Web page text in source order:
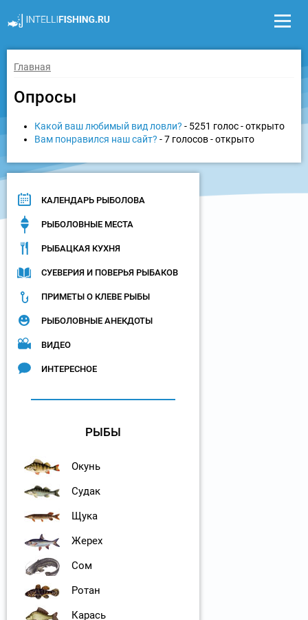
Главная
Опросы
Какой ваш любимый вид ловли? - 5251 голос - открыто
Вам понравился наш сайт? - 7 голосов - открыто
КАЛЕНДАРЬ РЫБОЛОВА
РЫБОЛОВНЫЕ МЕСТА
РЫБАЦКАЯ КУХНЯ
СУЕВЕРИЯ И ПОВЕРЬЯ РЫБАКОВ
ПРИМЕТЫ О КЛЕВЕ РЫБЫ
РЫБОЛОВНЫЕ АНЕКДОТЫ
ВИДЕО
ИНТЕРЕСНОЕ
РЫБЫ
Окунь
Судак
Щука
Жерех
Сом
Ротан
Карась